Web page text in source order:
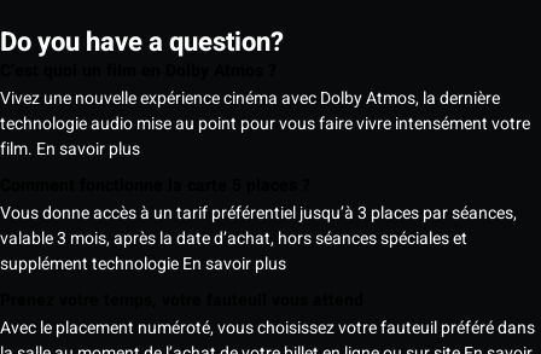
Do you have a question?
Vivez une nouvelle expérience cinéma avec Dolby Atmos, la dernière
technologie audio mise au point pour vous faire vivre intensément votre
film. En savoir plus
Vous donne accès à un tarif préférentiel jusqu’à 3 places par séances,
valable 3 mois, après la date d’achat, hors séances spéciales et
supplément technologieEn savoir plus
Avec le placement numéroté, vous choisissez votre fauteuil préféré dans